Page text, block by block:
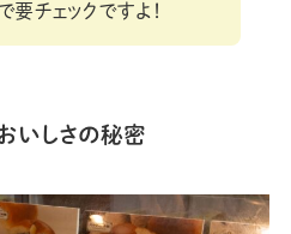
要チェックですよ！
いしさの秘密